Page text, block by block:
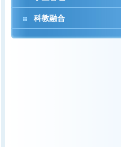
科教融合